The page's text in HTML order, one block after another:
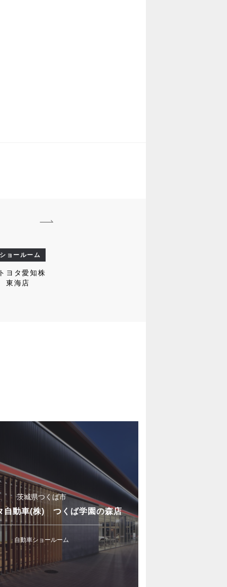
ョールーム
ヨタ愛知株
東海店
茨城県つくば市
自動車(株) つくば学園の森店
自動車ショールーム